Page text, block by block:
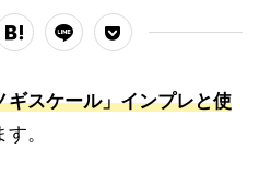
ギスケール」インプレと使
。